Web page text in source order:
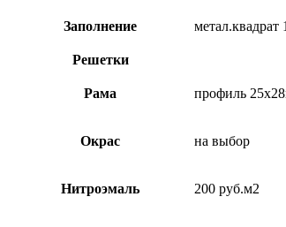
Заполнение метал.квадрат
Решетки
Рама профиль
Окрас на выбор
Нитроэмаль 200 руб.м2